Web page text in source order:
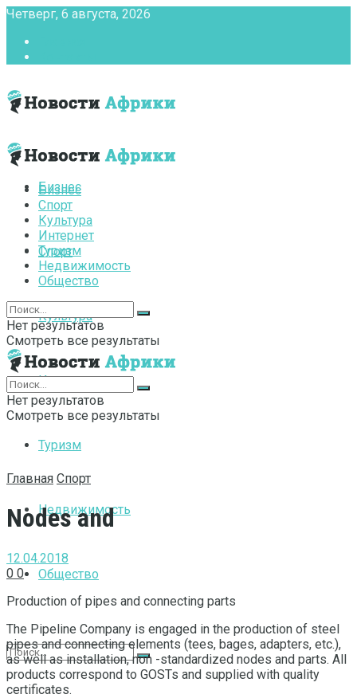
Четверг, 6 августа, 2026
Бизнес
Спорт
Культура
Интернет
Туризм
Недвижимость
Общество
Бизнес
Спорт
Культура
Интернет
Туризм
Недвижимость
Общество
Нет результатов
Смотреть все результаты
Нет результатов
Смотреть все результаты
Главная Спорт
Nodes and
12.04.2018
0 0
Production of pipes and connecting parts
The Pipeline Company is engaged in the production of steel
pipes and connecting elements (tees, bages, adapters, etc.),
as well as installation, non -standardized nodes and parts. All
products correspond to GOSTs and supplied with quality
certificates.